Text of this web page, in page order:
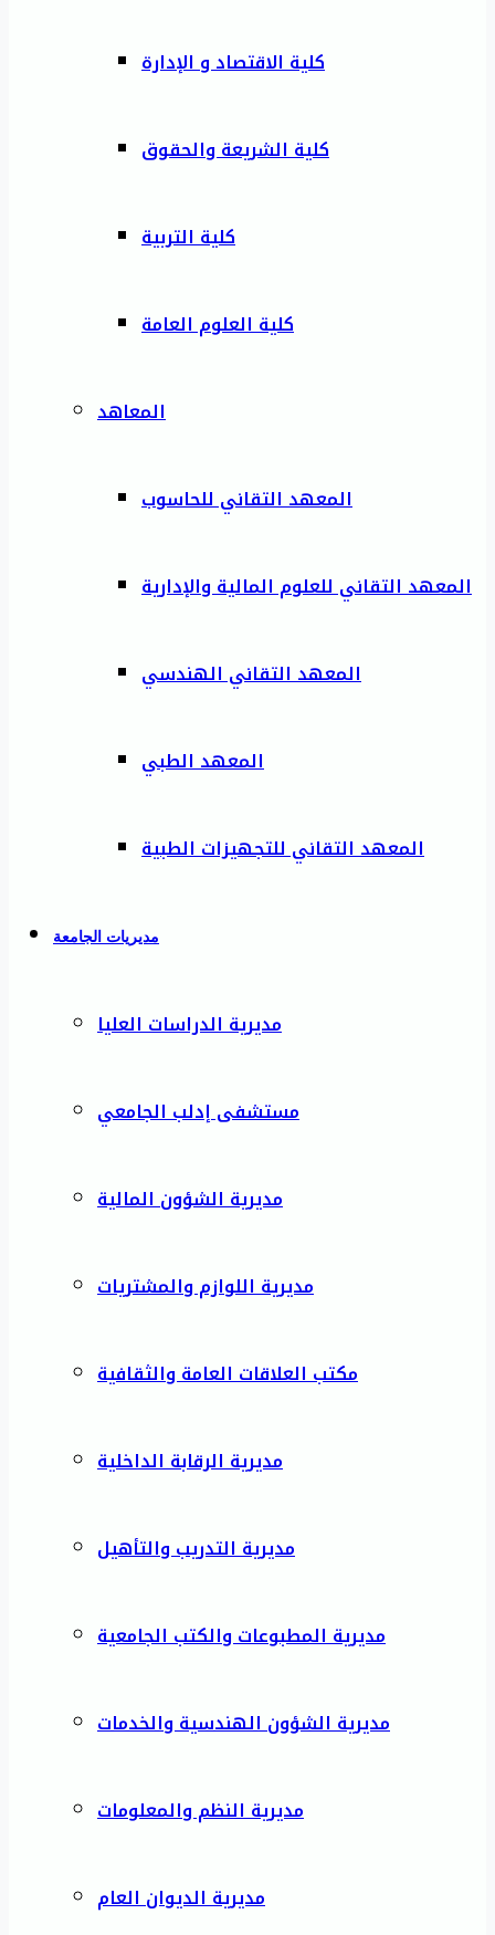
كلية الاقتصاد و الإدارة
كلية الشريعة والحقوق
كلية التربية
كلية العلوم العامة
المعاهد
المعهد التقاني للحاسوب
المعهد التقاني للعلوم المالية والإدارية
المعهد التقاني الهندسي
المعهد الطبي
المعهد التقاني للتجهيزات الطبية
مديريات الجامعة
مديرية الدراسات العليا
مستشفى إدلب الجامعي
مديرية الشؤون المالية
مديرية اللوازم والمشتريات
مكتب العلاقات العامة والثقافية
مديرية الرقابة الداخلية
مديرية التدريب والتأهيل
مديرية المطبوعات والكتب الجامعية
مديرية الشؤون الهندسية والخدمات
مديرية النظم والمعلومات
مديرية الديوان العام